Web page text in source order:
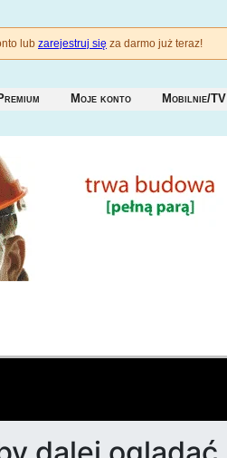
lub zarejestruj się za darmo już teraz!
Moje konto Mobilnie/TV